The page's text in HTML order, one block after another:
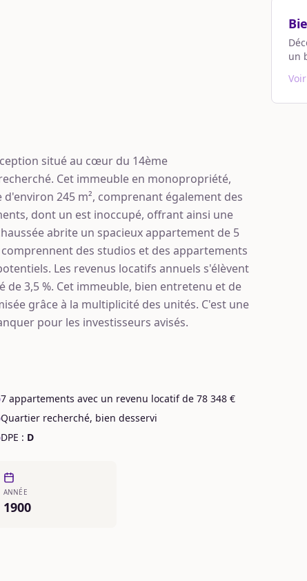
situé au cœur du 14ème
Cet immeuble en monopropriété,
245 m², comprenant également des
dont un est inoccupé, offrant ainsi une
abrite un spacieux appartement de 5
des studios et des appartements
Les revenus locatifs annuels s'élèvent
3,5 %. Cet immeuble, bien entretenu et de
grâce à la multiplicité des unités. C'est une
pour les investisseurs avisés.
7 appartements avec un revenu locatif de 78 348 €
Quartier recherché, bien desservi
DPE : D
ANNÉE
1900
un